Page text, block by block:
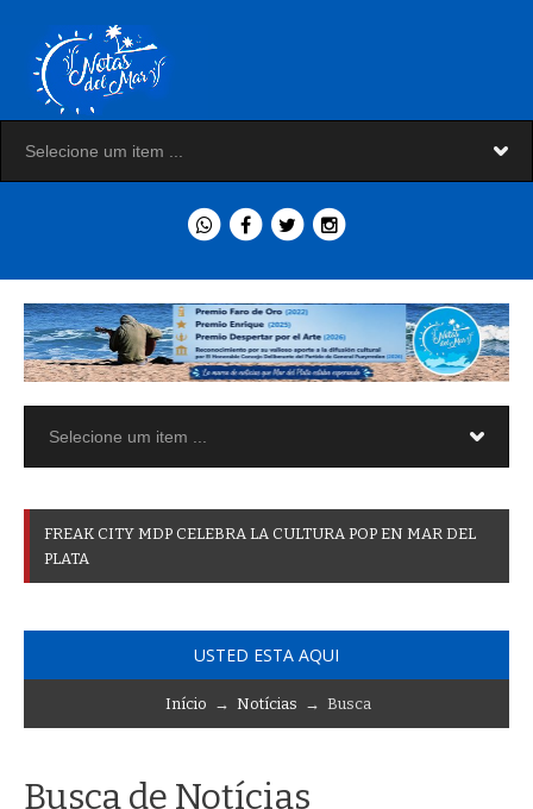
FUR_
USTED ESTA AQUI
Início→Notícias→ Busca
Busca de Notícias